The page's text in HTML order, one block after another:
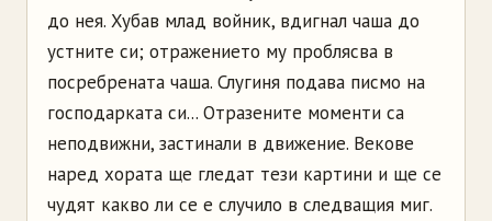
до нея. Хубав млад войник, вдигнал чаша до
устните си; отражението му проблясва в
посребрената чаша. Слугиня подава писмо на
господарката си... Отразените моменти са
неподвижни, застинали в движение. Векове
наред хората ще гледат тези картини и ще се
чудят какво ли се е случило в следващия миг.